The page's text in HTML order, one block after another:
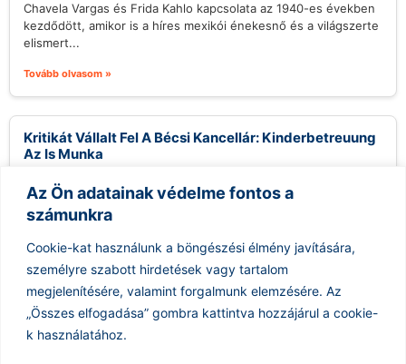
Az Ön adatainak védelme fontos a
számunkra
Cookie-kat használunk a böngészési élmény javítására,
személyre szabott hirdetések vagy tartalom
megjelenítésére, valamint forgalmunk elemzésére. Az
„Összes elfogadása” gombra kattintva hozzájárul a cookie-
k használatához.
Chavela Vargas és Frida Kahlo kapcsolata az 1940-es években
kezdődött, amikor is a híres mexikói énekesnő és a világszerte
elismert...
Tovább olvasom »
Kritikát Vállalt Fel A Bécsi Kancellár: Kinderbetreuung
Az Is Munka
2026.08.07.
A nemrégiben kirobbant politikai vihar középpontjában
Alexander Stocker, Ausztria kancellárja állt, amikor egy
nyilvános fórumon kijelentette, hogy a gyermekgondozás
nem...
Tovább olvasom »